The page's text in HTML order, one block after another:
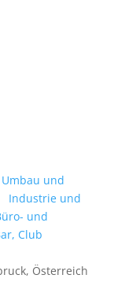
Umbau und
Industrie und
und
Club
Österreich